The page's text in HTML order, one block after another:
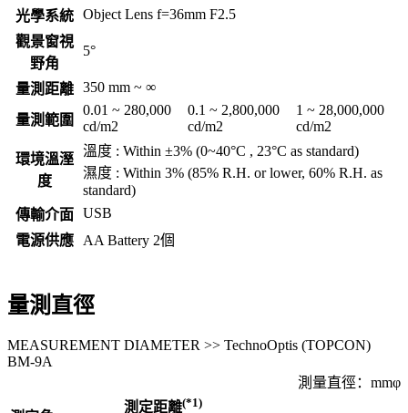
光學系統 Object Lens f=36mm F2.5
觀景窗視
野角
5°
量測距離 350 mm ~ ∞
量測範圍
0.01 ~ 280,000
cd/m2
0.1 ~ 2,800,000
cd/m2
1 ~ 28,000,000
cd/m2
環境溫溼
度
溫度 : Within ±3% (0~40°C , 23°C as standard)
濕度 : Within 3% (85% R.H. or lower, 60% R.H. as
standard)
傳輸介面 USB
電源供應
AA Battery 2個
量測直徑
MEASUREMENT DIAMETER >> TechnoOptis (TOPCON)
BM-9A
測量直徑：mmφ
測定距離(*1)